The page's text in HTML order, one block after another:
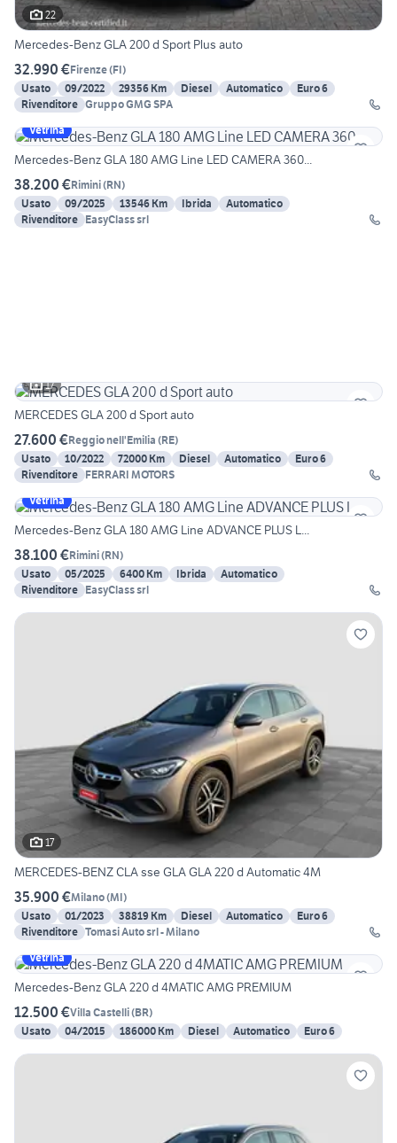
22
Mercedes-Benz GLA 200 d Sport Plus auto
32.990 €Firenze(FI)
Usato
09/2022 29356 Km Diesel Automatico
Euro 6
Rivenditore Gruppo GMG SPA
Vetrina
Mercedes-Benz GLA 180 AMG Line LED CAMERA 360...
38.200 €Rimini(RN)
Usato
09/2025 13546 Km Ibrida
Automatico
Rivenditore EasyClass srl
17
MERCEDES GLA 200 d Sport auto
27.600 €Reggio nell'Emilia (RE)
Usato
10/2022 72000 Km Diesel Automatico
Euro 6
Rivenditore FERRARI MOTORS
Vetrina
Mercedes-Benz GLA 180 AMG Line ADVANCE PLUS L...
38.100 €Rimini(RN)
Usato
05/2025 6400 Km Ibrida
Automatico
Rivenditore EasyClass srl
17
MERCEDES-BENZ CLA sse GLA GLA 220 d Automatic 4M
35.900 €Milano(MI)
Usato
01/2023 38819 Km Diesel Automatico
Euro 6
Rivenditore Tomasi Auto srl - Milano
Vetrina
Mercedes-Benz GLA 220 d 4MATIC AMG PREMIUM
12.500 €Villa Castelli(BR)
Usato
04/2015 186000 Km Diesel Automatico Euro 6